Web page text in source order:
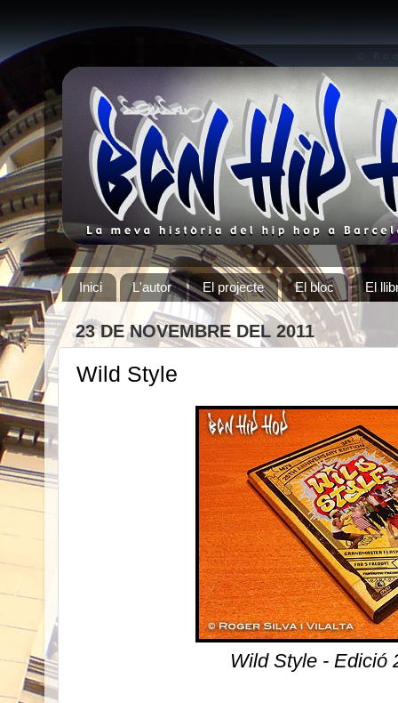
Inici L'autor El projecte El bloc El
23 DE NOVEMBRE DEL 2011
Wild Style
Wild Style - Edició